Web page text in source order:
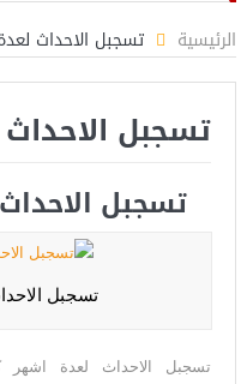
الرئيسية تسجبل الاحداث
تسجبل
تسجبل
تسجبل
تسجبل الاحداث لعدة